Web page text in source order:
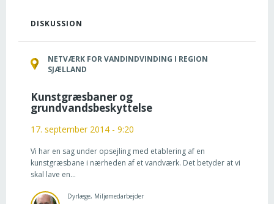
DISKUSSION
NETVÆRK FOR VANDINDVINDING I REGION
SJÆLLAND
Kunstgræsbaner og
grundvandsbeskyttelse
17. september 2014 - 9:20
Vi har en sag under opsejling med etablering af en
kunstgræsbane i nærheden af et vandværk. Det betyder at vi
skal lave en...
Dyrlæge, Miljømedarbejder